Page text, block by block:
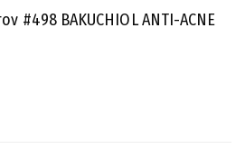
#498 BAKUCHIOL ANTI-ACNE